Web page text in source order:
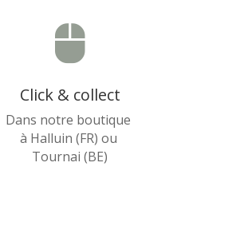

Click & collect
Dans notre boutique
à Halluin (FR) ou
Tournai (BE)